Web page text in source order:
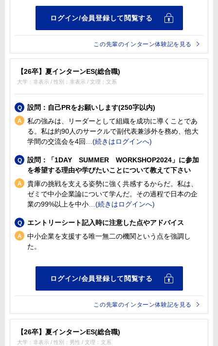
この先輩のインターン体験記を見る
【26卒】夏インターンES(総合職)
大学：非表示 / 性別：非表示 / 文理：文系
設問：自己PRをお願いします(250字以内)
私の強みは、リーダーとして組織を成功に導くことであ
る。私は約90人のサークルで副代表兼渉外を務め、他大
学間の交流会を4回
設問：「1DAY SUMMER WORKSHOP2024」に参加
を希望する理由や学びたいことについて教えて下さい
貴庫の挑戦を支える姿勢に強く共感するからだ。私は、
ゼミで中小企業論について学んだ。その過程で日本の企
業の99%以上を中小
エントリーシート記入時に注意した点やアドバイス
中小企業を支援する唯一無二の機関という点を強調し
た。
この先輩のインターン体験記を見る
【26卒】夏インターンES(総合職)
大学：非表示 / 性別：男性 / 文理：文系